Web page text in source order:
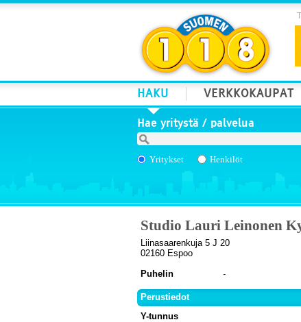
HAKU VERKKOKAUPAT
Hae yritystä / palvelua
Yritykset Henkilöt
Studio Lauri Leinonen
Liinasaarenkuja 5 J 20
02160 Espoo
Puhelin
Perustiedot
Y-tunnus